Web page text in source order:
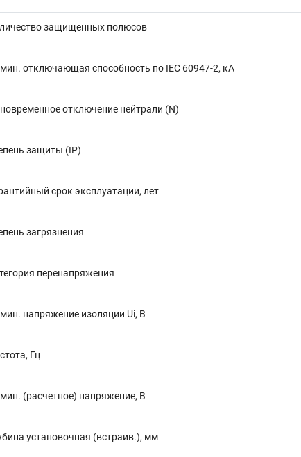
защищенных полюсов
отключающая способность по IEC 60947-2, кА
отключение нейтрали (N)
защиты (IP)
срок эксплуатации, лет
загрязнения
перенапряжения
напряжение изоляции Ui, В
Гц
(расчетное) напряжение, В
установочная (встраив.), мм